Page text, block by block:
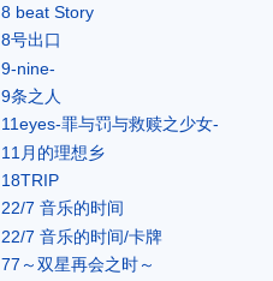
8 beat Story
8号出口
9-nine-
9条之人
11eyes-罪与罚与救赎之少女-
11月的理想乡
18TRIP
22/7 音乐的时间
22/7 音乐的时间/卡牌
77～双星再会之时～